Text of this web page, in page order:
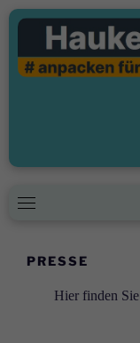
Skip
content
PRESSE
Hier finden